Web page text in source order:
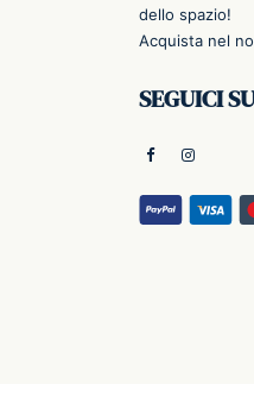
dello spazio!
Acquista nel
SEGUICI SU